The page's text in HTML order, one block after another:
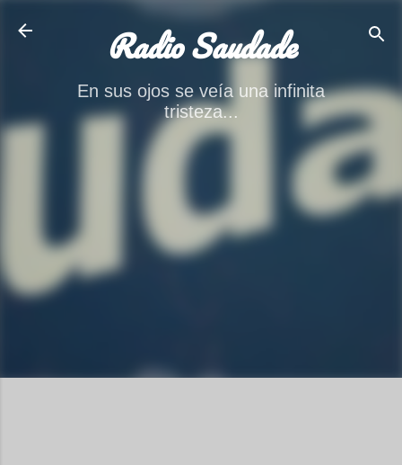
Radio Saudade
En sus ojos se veía una infinita
tristeza...